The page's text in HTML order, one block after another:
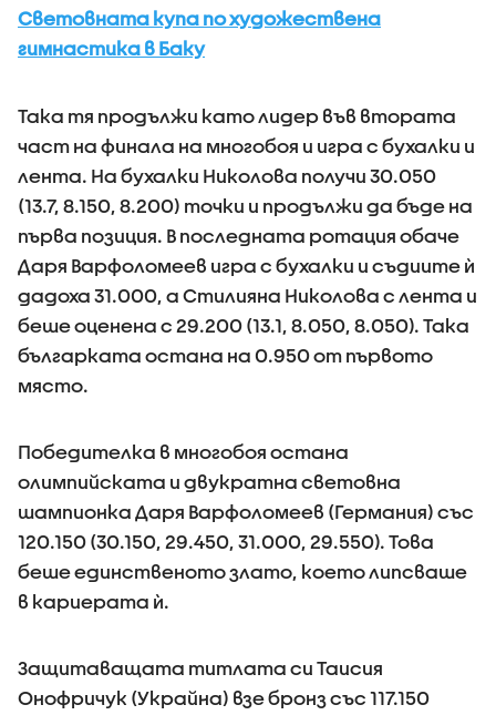
Световната купа по художествена
гимнастика в Баку
Така тя продължи като лидер във втората
част на финала на многобоя и игра с бухалки и
лента. На бухалки Николова получи 30.050
(13.7, 8.150, 8.200) точки и продължи да бъде на
първа позиция. В последната ротация обаче
Даря Варфоломеев игра с бухалки и съдиите ѝ
дадоха 31.000, а Стилияна Николова с лента и
беше оценена с 29.200 (13.1, 8.050, 8.050). Така
българката остана на 0.950 от първото
място.
Победителка в многобоя остана
олимпийската и двукратна световна
шампионка Даря Варфоломеев (Германия) със
120.150 (30.150, 29.450, 31.000, 29.550). Това
беше единственото злато, което липсваше
в кариерата ѝ.
Защитаващата титлата си Таисия
Онофричук (Украйна) взе бронз със 117.150